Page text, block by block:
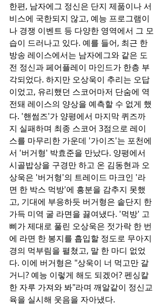
한편, 남자에그 정신은 단지 제품이나 서
비스에 국한되지 않고, 예능 프로그램이
나 경쟁 이벤트 등 다양한 영역에서 그 모
습이 드러나고 있다. 예를 들어, 최근 한
방송 레이스에서는 남자에그와 같은 도
전 정신과 페어플레이 마인드가 한층 부
각되었다. 하지만 오상욱이 추리는 오답
이었고, 유리했던 스코어마저 단숨에 역
전돼 레이스의 양상을 예측할 수 없게 했
다. '핸썸즈'가 양평에서 마지막 퀴즈까
지 실패하며 최종 스코어 3점으로 레이
스를 마무리한 가운데 '가이즈'는 포천에
서 '버거형' 박효준을 만났다. 양평에서
시골밥상을 구경만 하고 온 김동현과 오
상욱은 '버거형'의 트레이드 마크인 '라
면 한 박스 먹방'에 흥분을 감추지 못했
고, 기대에 부응하듯 버거형은 솥단지 한
가득 미역 굴 라면을 끓여냈다. '먹방' 고
삐가 제대로 풀린 오상욱은 젓가락 한 번
에 라면 한 봉지를 흡입할 정도로 무아지
경의 먹부림을 펼쳤고, 말 한 마디 없었
다. 이에 버거형은 "상욱이 너 먹고만 갈
거니? 예능 이렇게 해도 되겠어? 펜싱칼
한 자루 가져와 봐"라며 깨알같이 정신교
육을 실시해 웃음을 자아냈다.